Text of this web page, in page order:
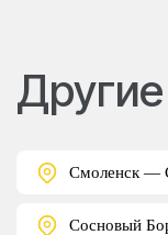
Смоленск —
Сосновый